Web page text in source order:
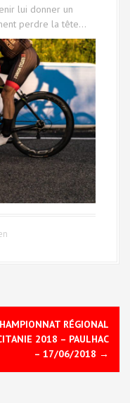
lui donner un
perdre la tête…
RÉGIONAL
2018 – PAULHAC
– 17/06/2018 →